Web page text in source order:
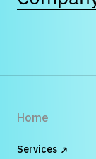
Home
Services